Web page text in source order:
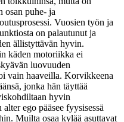
puhe‑ ja
Vuosien työn ja
on palautunut ja
ällistyttävän hyvin.
käden motoriikka ei
luovuuden
vain haaveilla. Korvikkeena
jonka hän täyttää
hyvin
ego pääsee fyysisessä
Muilta osaa kylää asuttavat